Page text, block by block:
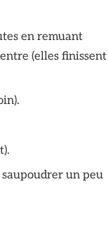
en remuant
(elles finissent
saupoudrer un peu